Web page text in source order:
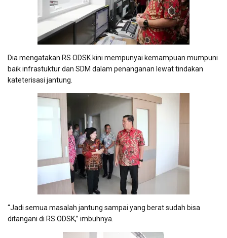
Dia mengatakan RS ODSK kini mempunyai kemampuan mumpuni
baik infrastuktur dan SDM dalam penanganan lewat tindakan
kateterisasi jantung.
“Jadi semua masalah jantung sampai yang berat sudah bisa
ditangani di RS ODSK,” imbuhnya.